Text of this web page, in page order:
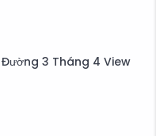
3 Tháng 4 View